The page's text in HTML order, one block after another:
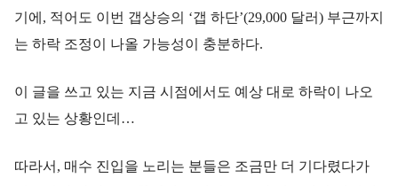
기에, 적어도 이번 갭상승의 ‘갭 하단’(29,000 달러) 부근까지
는 하락 조정이 나올 가능성이 충분하다.
이 글을 쓰고 있는 지금 시점에서도 예상 대로 하락이 나오
고 있는 상황인데…
따라서, 매수 진입을 노리는 분들은 조금만 더 기다렸다가